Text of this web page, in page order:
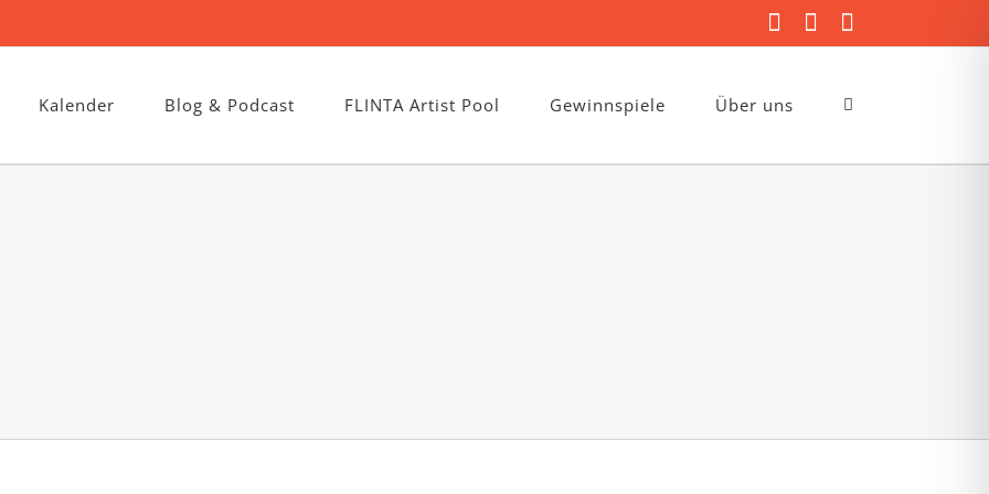
FacebookInstagram
Mail
Kalender Blog & Podcast FLINTA Artist Pool Gewinnspiele Über uns